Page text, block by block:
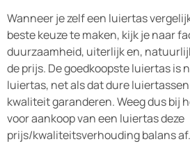
Wanneer je zelf een luiertas
beste keuze te maken, kijk je naar
duurzaamheid, uiterlijk en,
de prijs. De goedkoopste luiertas is
luiertas, net als dat dure
kwaliteit garanderen. Weeg dus bij
voor aankoop van een luiertas deze
prijs/kwaliteitsverhouding balans af.